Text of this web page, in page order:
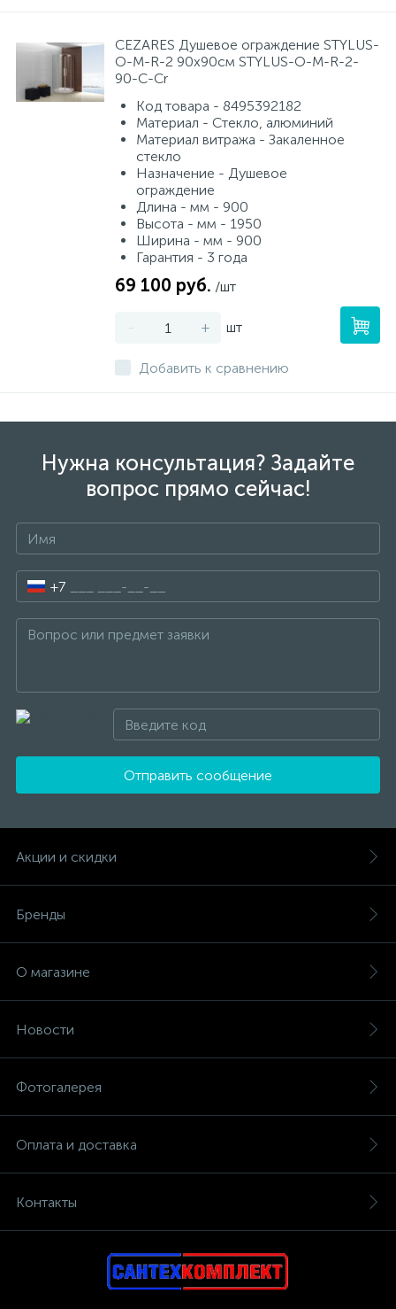
CEZARES Душевое ограждение STYLUS-
O-M-R-2 90х90см STYLUS-O-M-R-2-
90-C-Cr
Код товара - 8495392182
Материал - Стекло, алюминий
Материал витража - Закаленное
стекло
Назначение - Душевое
ограждение
Длина - мм - 900
Высота - мм - 1950
Ширина - мм - 900
Гарантия - 3 года
69 100 руб. /шт
- + шт
Добавить к сравнению
Нужна консультация? Задайте
вопрос прямо сейчас!
+7
Отправить сообщение
Акции и скидки
Бренды
О магазине
Новости
Фотогалерея
Оплата и доставка
Контакты